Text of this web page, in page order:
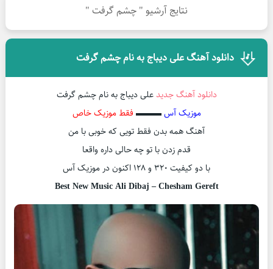
نتایج آرشیو " چشم گرفت "
دانلود آهنگ علی دیباج به نام چشم گرفت
دانلود آهنگ جدیدعلی دیباج به نام چشم گرفت
موزیک آس▬▬▬ فقط موزیک خاص
آهنگ همه بدن فقط تويى كه خوبى با من
قدم زدن با تو چه حالى داره واقعا
با دو کیفیت ۳۲۰ و ۱۲۸ اکنون در موزیک آس
Best New Music Ali Dibaj – Chesham Gereft